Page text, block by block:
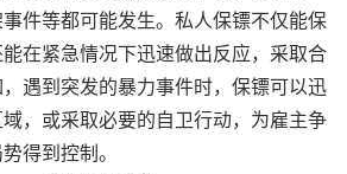
件等都可能发生。私人保镖不仅能保
在紧急情况下迅速做出反应，采取合
遇到突发的暴力事件时，保镖可以迅
，或采取必要的自卫行动，为雇主争
得到控制。